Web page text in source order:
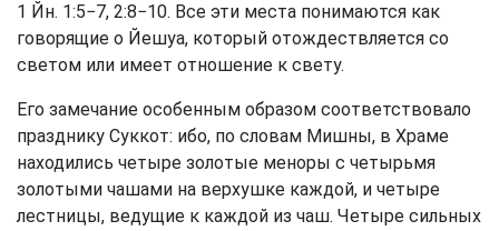
1 Йн. 1:5−7, 2:8−10. Все эти места понимаются как
говорящие о Йешуа, который отождествляется со
светом или имеет отношение к свету.
Его замечание особенным образом соответствовало
празднику Суккот: ибо, по словам Мишны, в Храме
находились четыре золотые меноры с четырьмя
золотыми чашами на верхушке каждой, и четыре
лестницы, ведущие к каждой из чаш. Четыре сильных